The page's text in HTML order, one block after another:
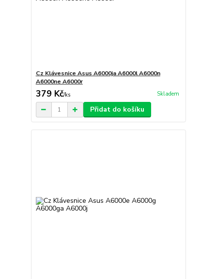
Cz Klávesnice Asus A6000ja A6000l A6000n
A6000ne A6000r
379 Kč/ks Skladem
Přidat do košíku